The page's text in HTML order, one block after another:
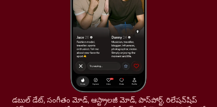
డబుల్ డేట్, సంగీతం మోడ్, ఆస్ట్రాలజీ మోడ్, పాస్‌పోర్ట్, రిలేషన్‌షిప్